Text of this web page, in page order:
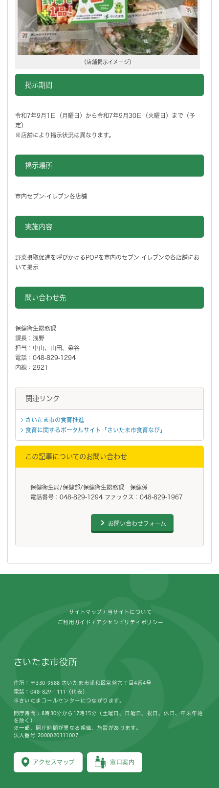
（店舗掲示イメージ）
掲示期間
令和7年9月1日（月曜日）から令和7年9月30日（火曜日）まで（予
定）
※店舗により掲示状況は異なります。
掲示場所
市内セブン-イレブン各店舗
実施内容
野菜摂取促進を呼びかけるPOPを市内のセブン-イレブンの各店舗にお
いて掲示
問い合わせ先
保健衛生総務課
課長：浅野
担当：中山、山田、染谷
電話：048-829-1294
内線：2921
関連リンク
さいたま市の食育推進
食育に関するポータルサイト「さいたま市食育なび」
この記事についてのお問い合わせ
保健衛生局/保健部/保健衛生総務課 保健係
電話番号：048-829-1294 ファックス：048-829-1967
お問い合わせフォーム
サイトマップ 当サイトについて
ご利用ガイド アクセシビリティポリシー
さいたま市役所
住所：〒330-9588 さいたま市浦和区常盤六丁目4番4号
電話：048-829-1111（代表）
※さいたまコールセンターにつながります。
アクセスマップ 窓口案内
開庁時間：8時30分から17時15分（土曜日、日曜日、祝日、休日、年末年始
を除く）
※一部、開庁時間が異なる組織、施設があります。
法人番号 2000020111007